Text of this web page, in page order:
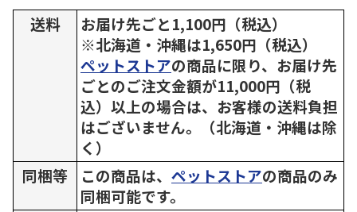
送料
お届け先ごと1,100円（税込）
※北海道・沖縄は1,650円（税込）
ペットストアの商品に限り、お届け先
ごとのご注文金額が11,000円（税
込）以上の場合は、お客様の送料負担
はございません。（北海道・沖縄は除
く）
同梱等
この商品は、 ペットストアの商品のみ
同梱可能です。